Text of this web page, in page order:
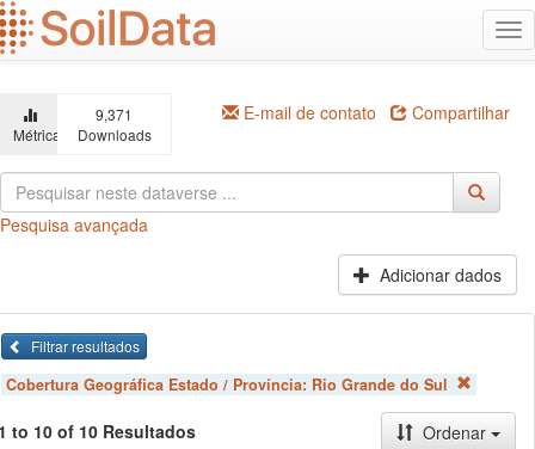
Ir
para
o
principal
Métricas
9,371
Downloads
E-mail de contato Compartilhar
Pesquisa avançada
Adicionar dados
Filtrar resultados
Cobertura Geográfica Estado / Província: Rio Grande do Sul
to 10 of 10 Resultados
Ordenar